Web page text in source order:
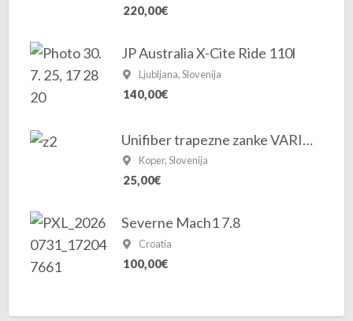
220,00€
JP Australia X-Cite Ride 110l
Ljubljana, Slovenija
140,00€
Unifiber trapezne zanke VARIO 24″-30″
Koper, Slovenija
25,00€
Severne Mach1 7.8
Croatia
100,00€